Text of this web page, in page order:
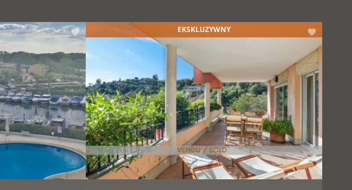
EKSKLUZYWNY